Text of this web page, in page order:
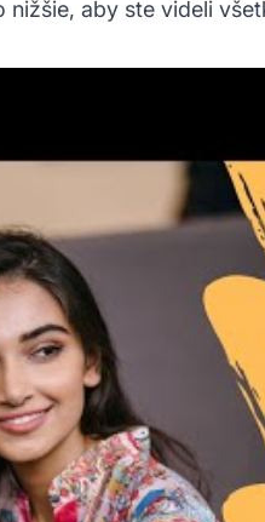
nižšie, aby ste videli